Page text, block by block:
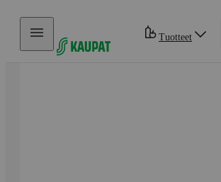
Hyppää sisältöön
Tuotteet